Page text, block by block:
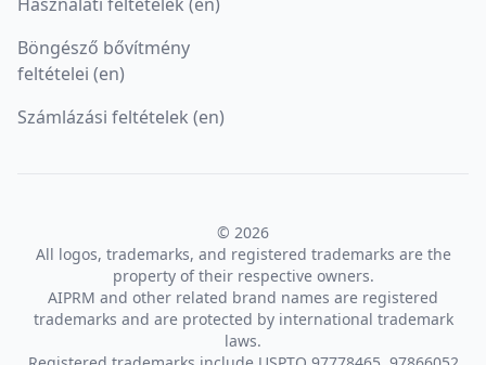
Böngésző bővítmény
feltételei (en)
Számlázási feltételek (en)
© 2026
All logos, trademarks, and registered trademarks are the
property of their respective owners.
AIPRM and other related brand names are registered
trademarks and are protected by international trademark
laws.